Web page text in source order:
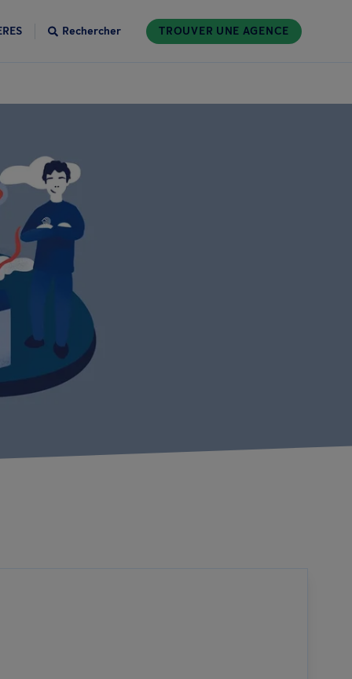
Rechercher TROUVER UNE AGENCE